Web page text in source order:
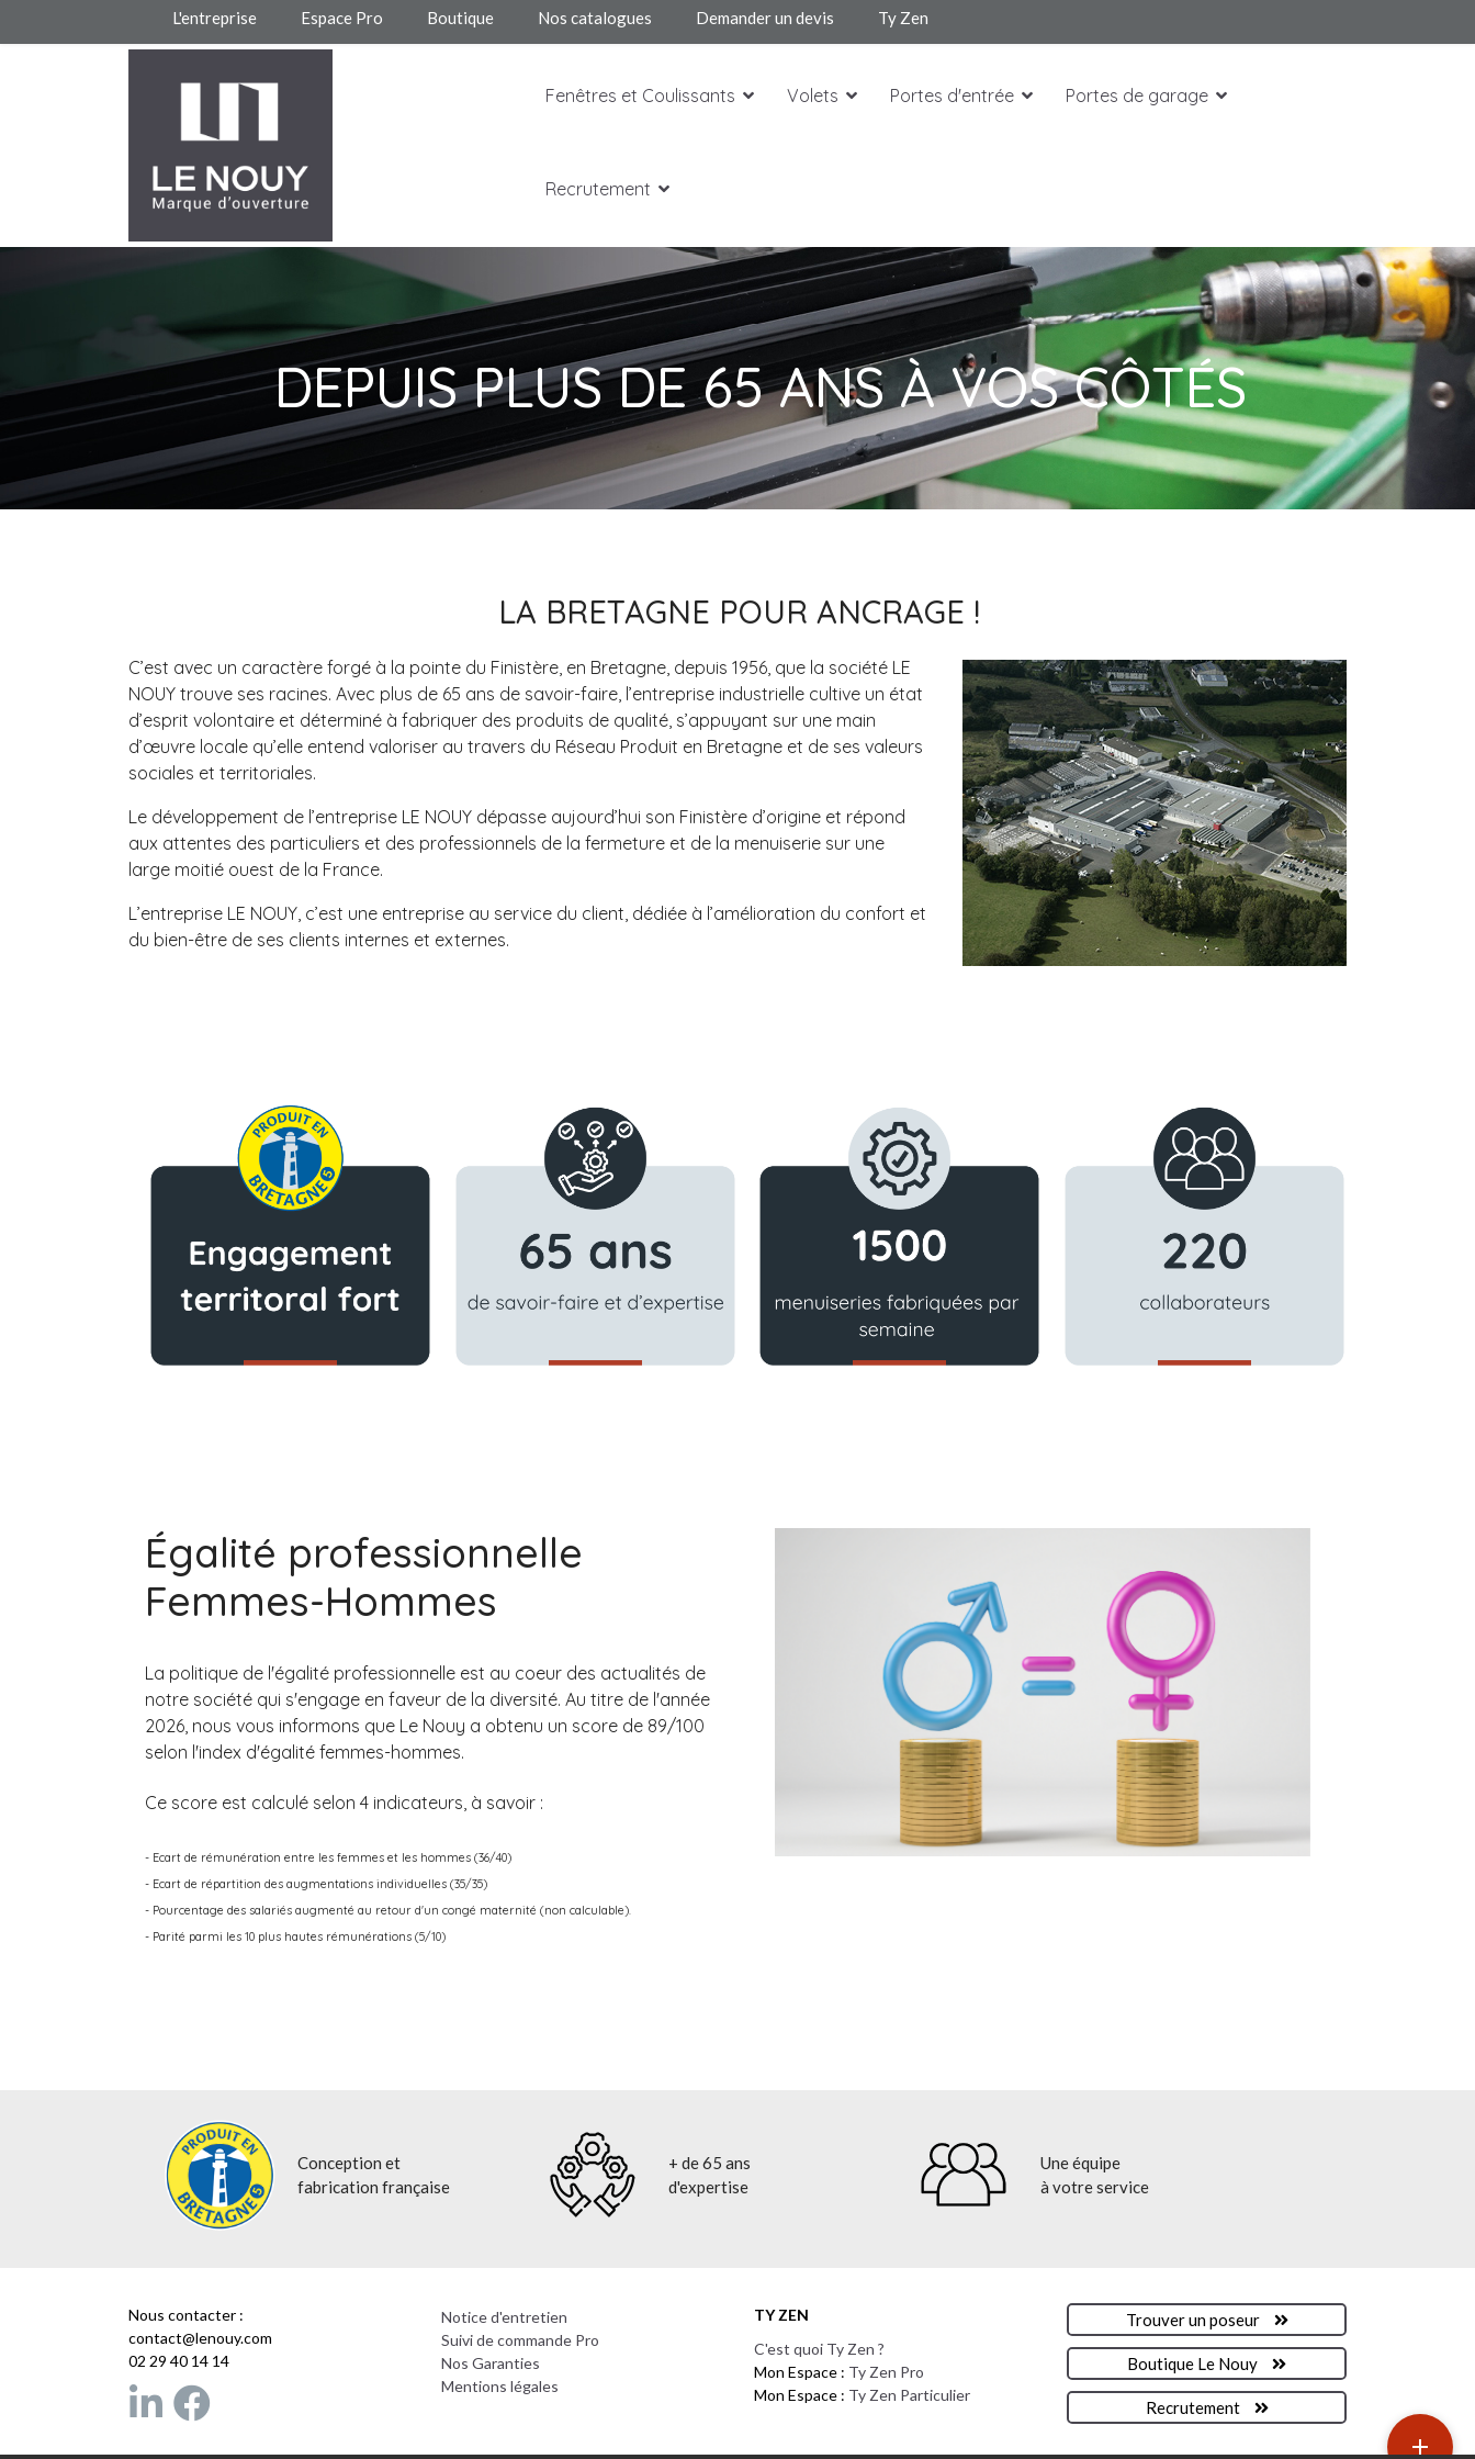
L'entreprise Espace Pro Boutique Nos catalogues Demander un devis Ty Zen
Fenêtres et Coulissants Volets Portes d'entrée Portes de garage
Recrutement

DEPUIS PLUS DE 65 ANS À VOS CÔTÉS
LA BRETAGNE POUR ANCRAGE !
C’est avec un caractère forgé à la pointe du Finistère, en Bretagne, depuis 1956, que la société LE
NOUY trouve ses racines. Avec plus de 65 ans de savoir-faire, l’entreprise industrielle cultive un état
d’esprit volontaire et déterminé à fabriquer des produits de qualité, s’appuyant sur une main
d’œuvre locale qu’elle entend valoriser au travers du Réseau Produit en Bretagne et de ses valeurs
sociales et territoriales.
Le développement de l’entreprise LE NOUY dépasse aujourd’hui son Finistère d’origine et répond
aux attentes des particuliers et des professionnels de la fermeture et de la menuiserie sur une
large moitié ouest de la France.
L’entreprise LE NOUY, c’est une entreprise au service du client, dédiée à l’amélioration du confort et
du bien-être de ses clients internes et externes.
Égalité professionnelle
Femmes-Hommes
La politique de l'égalité professionnelle est au coeur des actualités de
notre société qui s'engage en faveur de la diversité. Au titre de l'année
2026, nous vous informons que Le Nouy a obtenu un score de 89/100
selon l'index d'égalité femmes-hommes.
Ce score est calculé selon 4 indicateurs, à savoir :
- Ecart de rémunération entre les femmes et les hommes (36/40)
- Ecart de répartition des augmentations individuelles (35/35)
- Pourcentage des salariés augmenté au retour d'un congé maternité (non calculable).
- Parité parmi les 10 plus hautes rémunérations (5/10)
Conception et
fabrication française
+ de 65 ans
d'expertise
Une équipe
à votre service
Nous contacter :
contact@lenouy.com
02 29 40 14 14
Notice d'entretien
Suivi de commande Pro
Nos Garanties
Mentions légales
TY ZEN
C'est quoi Ty Zen ?
Mon Espace : Ty Zen Pro
Mon Espace : Ty Zen Particulier
Trouver un poseur
Boutique Le Nouy
Recrutement